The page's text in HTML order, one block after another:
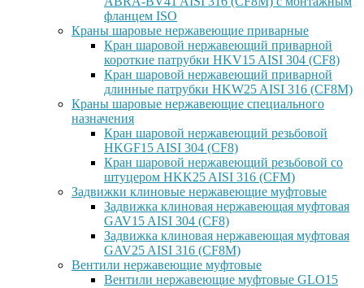
фланцем ISO
Краны шаровые нержавеющие приварные
Кран шаровой нержавеющий приварной
короткие патрубки HKV15 AISI 304 (CF8)
Кран шаровой нержавеющий приварной
длинные патрубки HKW25 AISI 316 (CF8M)
Краны шаровые нержавеющие специального
назначения
Кран шаровой нержавеющий резьбовой
HKGF15 AISI 304 (CF8)
Кран шаровой нержавеющий резьбовой со
штуцером HKK25 AISI 316 (CFM)
Задвижки клиновые нержавеющие муфтовые
Задвижка клиновая нержавеющая муфтовая
GAV15 AISI 304 (CF8)
Задвижка клиновая нержавеющая муфтовая
GAV25 AISI 316 (CF8M)
Вентили нержавеющие муфтовые
Вентили нержавеющие муфтовые GLO15